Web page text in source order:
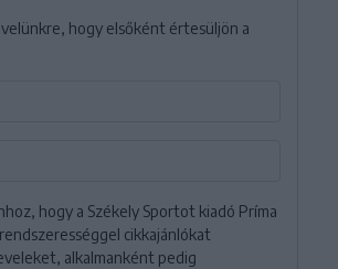
hogy elsőként értesüljön a
hogy a Székely Sportot kiadó Príma
cikkajánlókat
alkalmanként pedig